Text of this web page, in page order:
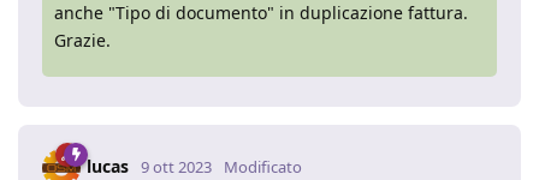
anche "Tipo di documento" in duplicazione fattura.
Grazie.
lucas 9 ott 2023 Modificato